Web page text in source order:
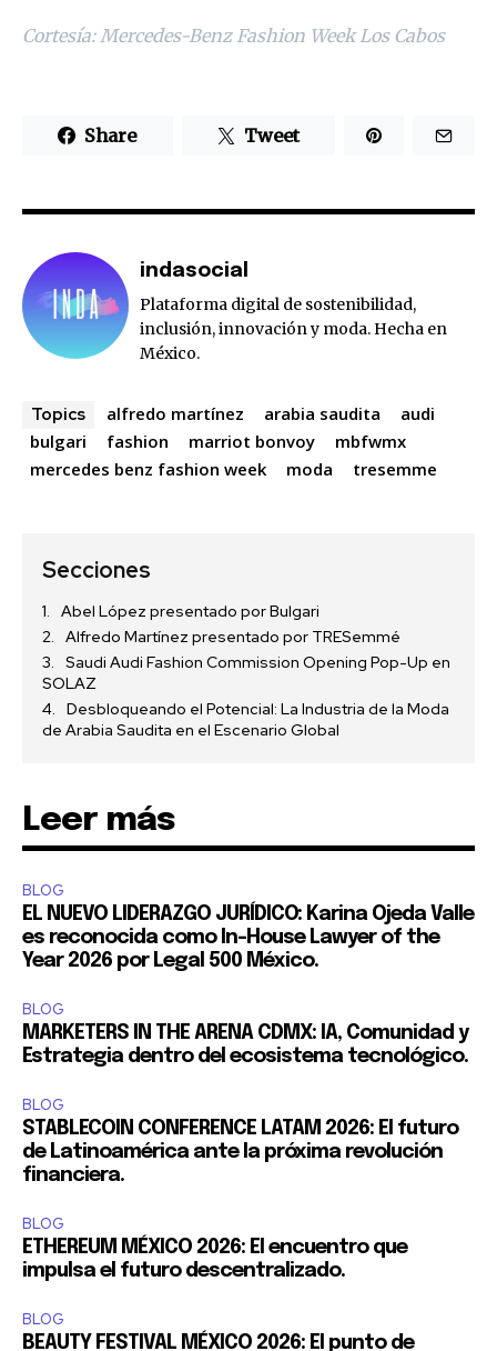
Cortesía: Mercedes-Benz Fashion Week Los Cabos
Share Tweet
indasocial
Plataforma digital de sostenibilidad,
inclusión, innovación y moda. Hecha en
México.
Topics alfredo martínez arabia saudita
audi
bulgari
fashion marriot bonvoy
mbfwmx
mercedes benz fashion week
moda tresemme
Secciones
Abel López presentado por Bulgari
Alfredo Martínez presentado por TRESemmé
Saudi Audi Fashion Commission Opening Pop-Up en
SOLAZ
Desbloqueando el Potencial: La Industria de la Moda
de Arabia Saudita en el Escenario Global
Leer más
BLOG
EL NUEVO LIDERAZGO JURÍDICO: Karina Ojeda Valle
es reconocida como In-House Lawyer of the
Year 2026 por Legal 500 México.
BLOG
MARKETERS IN THE ARENA CDMX: IA, Comunidad y
Estrategia dentro del ecosistema tecnológico.
BLOG
STABLECOIN CONFERENCE LATAM 2026: El futuro
de Latinoamérica ante la próxima revolución
financiera.
BLOG
ETHEREUM MÉXICO 2026: El encuentro que
impulsa el futuro descentralizado.
BLOG
BEAUTY FESTIVAL MÉXICO 2026: El punto de